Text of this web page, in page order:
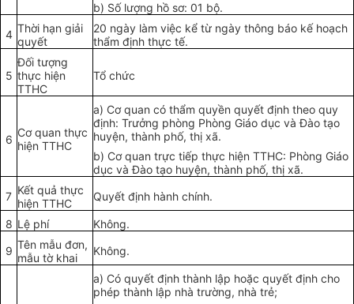
b) Số lượng hồ sơ: 01 bộ.
4 Thời hạn giải
quyết
20 ngày làm việc kể từ ngày thông báo kếhoạch
thẩm định thực tế.
5
Đối tượng
thực hiện
TTHC
Tổ chức
6
Cơ quan thực
hiện TTHC
a) Cơ quan có thẩm quyền quyết định theo quy
định: Trưởng phòng Phòng Giáo dục và Đào tạo
huyện, thành phố, thị xã.
b) Cơ quan trực tiếp thực hiện TTHC: Phòng Giáo
dục và Đào tạo huyện, thành phố, thị xã.
7 Kết quả thực
hiện TTHC
Quyết định hành chính.
8 Lệ phí
Không.
9 Tên mẫu đơn,
mẫu tờ khai
Không.
a) Có quyết định thành lập hoặc quyết định cho
phép thành lập nhà trường, nhà trẻ;